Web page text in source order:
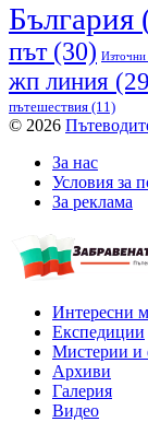
България
път(30)
жп линия
пътешествия (11)
© 2026
За нас
Условия за
За реклама
Интересни
Експедиции
Мистерии и
Архиви
Галерия
Видео